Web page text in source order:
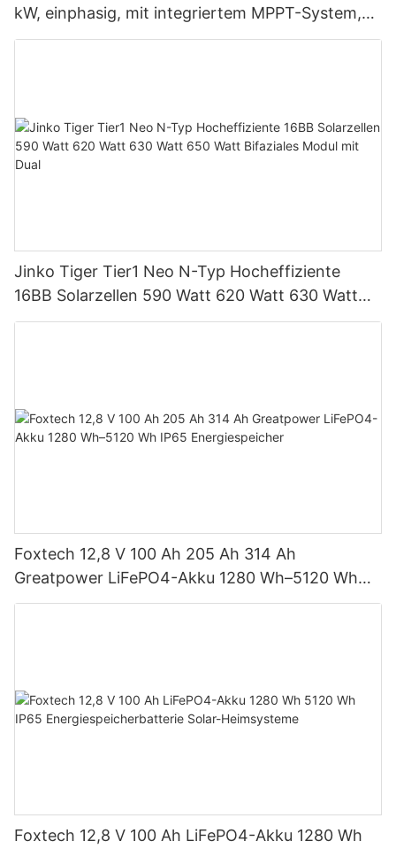
kW, einphasig, mit integriertem MPPT-System,
unterstützt Parallelschaltung von bis zu 9
Jinko Tiger Tier1 Neo N-Typ Hocheffiziente
16BB Solarzellen 590 Watt 620 Watt 630 Watt
650 Watt Bifaziales Modul mit Dual
Foxtech 12,8 V 100 Ah 205 Ah 314 Ah
Greatpower LiFePO4-Akku 1280 Wh–5120 Wh
IP65 Energiespeicher
Foxtech 12,8 V 100 Ah LiFePO4-Akku 1280 Wh